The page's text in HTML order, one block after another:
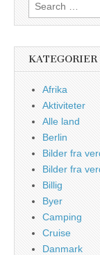
for:
KATEGORIER
Afrika
Aktiviteter
Alle land
Berlin
Bilder fra
Bilder fra
Billig
Byer
Camping
Cruise
Danmark